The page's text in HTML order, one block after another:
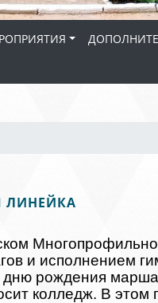
ЛИНЕЙКА
и исполнением
рождения
колледж. В